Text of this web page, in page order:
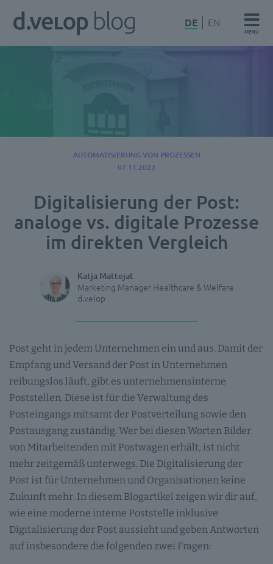
Zum
Inhalt
d.velop
DE EN
MENÜ
Digitalisierung der Post:
analoge vs. digitale Prozesse
im direkten Vergleich
AUTOMATISIERUNG VON PROZESSEN
07.11.2023
Katja Mattejat
Marketing Manager Healthcare & Welfare
d.velop
Post geht in jedem Unternehmen ein und aus. Damit der
Empfang und Versand der Post in Unternehmen
reibungslos läuft, gibt es unternehmensinterne
Poststellen. Diese ist für die Verwaltung des
Posteingangs mitsamt der Postverteilung sowie den
Postausgang zuständig. Wer bei diesen Worten Bilder
von Mitarbeitenden mit Postwagen erhält, ist nicht
mehr zeitgemäß unterwegs. Die Digitalisierung der
Post ist für Unternehmen und Organisationen keine
Zukunft mehr. In diesem Blogartikel zeigen wir dir auf,
wie eine moderne interne Poststelle inklusive
Digitalisierung der Post aussieht und geben Antworten
auf insbesondere die folgenden zwei Fragen: